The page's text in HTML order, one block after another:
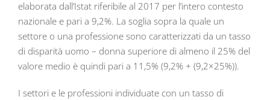
elaborata dall’Istat riferibile al 2017 per l’intero contesto
nazionale e pari a 9,2%. La soglia sopra la quale un
settore o una professione sono caratterizzati da un tasso
di disparità uomo – donna superiore di almeno il 25% del
valore medio è quindi pari a 11,5% (9,2% + (9,2×25%)).
I settori e le professioni individuate con un tasso di